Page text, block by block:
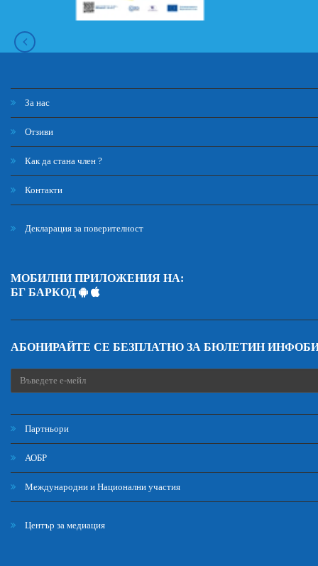
За нас
Отзиви
Как да стана член ?
Контакти
Декларация за поверителност
МОБИЛНИ ПРИЛОЖЕНИЯ НА:
БГ БАРКОД
АБОНИРАЙТЕ СЕ БЕЗПЛАТНО ЗА БЮЛЕТИН
Партньори
АОБР
Международни и Национални участия
Център за медиация